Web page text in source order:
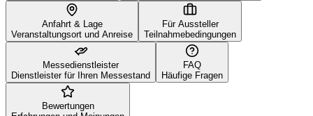
Anfahrt & Lage
Veranstaltungsort und Anreise
Für Aussteller
Teilnahmebedingungen
Messedienstleister
Dienstleister für Ihren Messestand
FAQ
Häufige Fragen
Bewertungen